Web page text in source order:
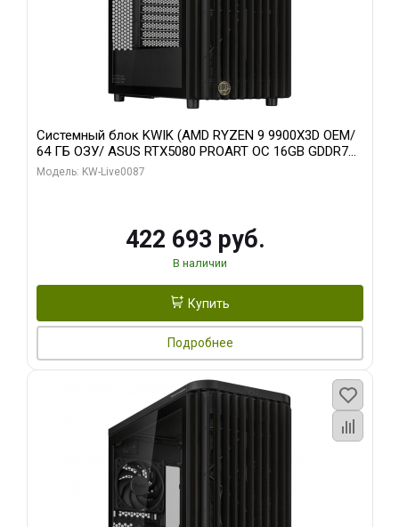
Системный блок KWIK (AMD RYZEN 9 9900X3D OEM/
64 ГБ ОЗУ/ ASUS RTX5080 PROART OC 16GB GDDR7
256bit Type-C DP 2/ 1 ТБ SSD)
Модель: KW-Live0087
422 693 руб.
В наличии
Купить
Подробнее